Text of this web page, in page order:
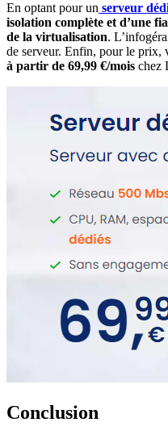
En optant pour un serveur
isolation complète et d’une
de la virtualisation.
de serveur. Enfin, pour le prix,
à partir de 69,99 €/mois chez
Conclusion